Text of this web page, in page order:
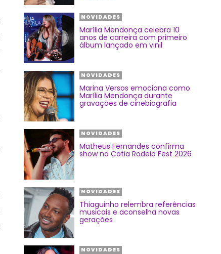
NOVIDADES
Marília Mendonça celebra 10
anos de carreira com primeiro
álbum lançado em vinil
NOVIDADES
Marina Versos emociona como
Marília Mendonça durante
gravações de cinebiografia
NOVIDADES
Matheus Fernandes confirma
show no Cotia Rodeio Fest 2026
NOVIDADES
Thiaguinho relembra referências
musicais e aconselha novas
gerações
NOVIDADES